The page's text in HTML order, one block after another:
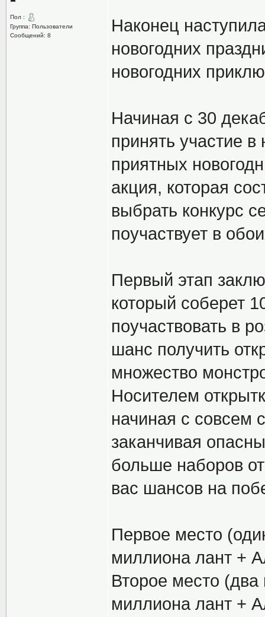
Пол :
Группа: Пользователи
Сообщений: 8
Наконец
новогодних
новогодних
Начиная с 30
принять участие
приятных
акция, которая
выбрать конкурс
поучаствует в
Первый этап
который соберет
поучаствовать в
шанс получить
множество
Носителем
начиная с совсем
заканчивая
больше наборов
вас шансов на
Первое место
миллиона лант +
Второе место (два
миллиона лант +